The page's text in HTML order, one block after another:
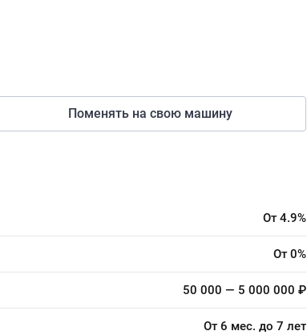
Поменять на свою машину
От 4.9%
От 0%
50 000 — 5 000 000 ₽
От 6 мес. до 7 лет